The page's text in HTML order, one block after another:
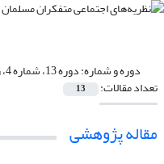
دوره و شماره:دوره 13، شماره 4، زمستان 1402
تعداد مقالات: 13
مقاله پژوهشی